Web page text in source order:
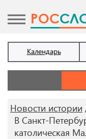
POC
Календарь
Новости истории
В Санкт-
католическая